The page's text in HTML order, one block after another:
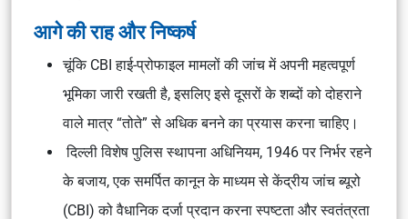
आगे की राह और निष्कर्ष
चूंकि CBI हाई-प्रोफाइल मामलों की जांच में अपनी महत्वपूर्ण
भूमिका जारी रखती है, इसलिए इसे दूसरों के शब्दों को दोहराने
वाले मात्र “तोते” से अधिक बनने का प्रयास करना चाहिए।
दिल्ली विशेष पुलिस स्थापना अधिनियम, 1946 पर निर्भर रहने
के बजाय, एक समर्पित कानून के माध्यम से केंद्रीय जांच ब्यूरो
(CBI) को वैधानिक दर्जा प्रदान करना स्पष्टता और स्वतंत्रता